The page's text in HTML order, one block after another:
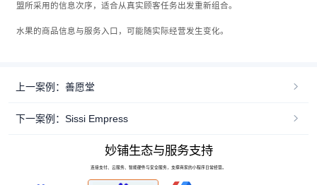
盟所采用的信息次序，适合从真实顾客任务出发重新组合。
水果的商品信息与服务入口，可能随实际经营发生变化。
上一案例：善愿堂
下一案例：Sissi Empress
妙铺生态与服务支持
连接支付、云服务、智能硬件与安全服务，支撑商家的小程序日常经营。